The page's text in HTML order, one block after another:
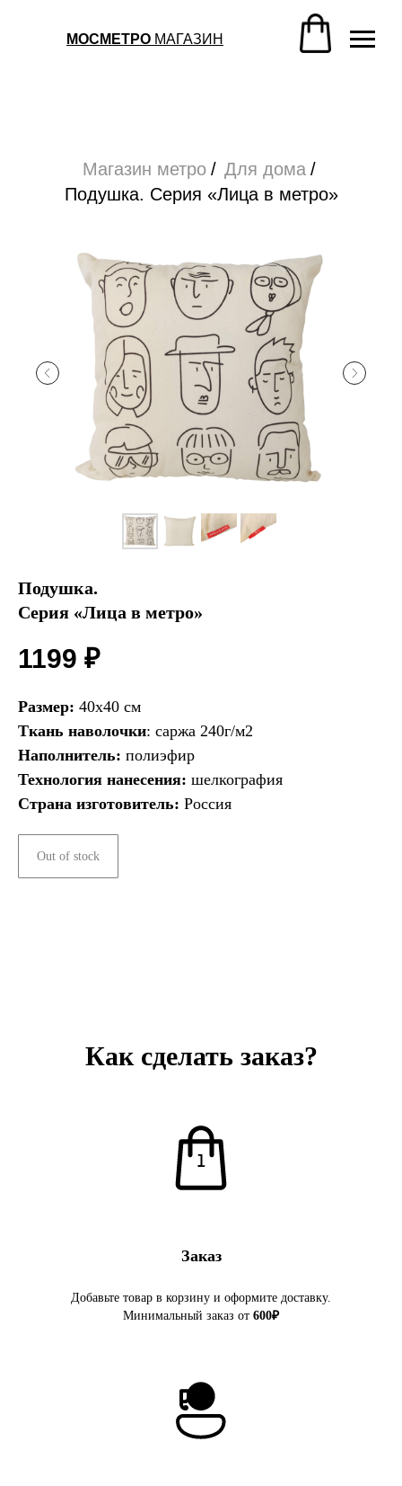
МОСМЕТРО МАГАЗИН
Подушка. Серия «Лица в метро»
Магазин метро / Для дома /
Подушка. Серия «Лица в метро»
Подушка.
Серия «Лица в метро»
1199 ₽
Размер: 40х40 см
Ткань наволочки: саржа 240г/м2
Наполнитель: полиэфир
Технология нанесения: шелкография
Страна изготовитель: Россия
Out of stock
Как сделать заказ?
Заказ
Добавьте товар в корзину и оформите доставку.
Минимальный заказ от 600₽